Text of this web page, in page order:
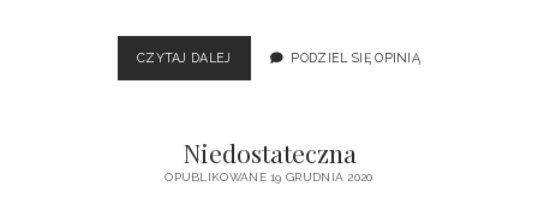
CZYTAJ DALEJ DIAMENTPODZIEL SIĘ OPINIĄ
Niedostateczna
OPUBLIKOWANE 19 GRUDNIA 2020